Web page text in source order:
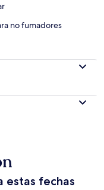
no fumadores
estas fechas